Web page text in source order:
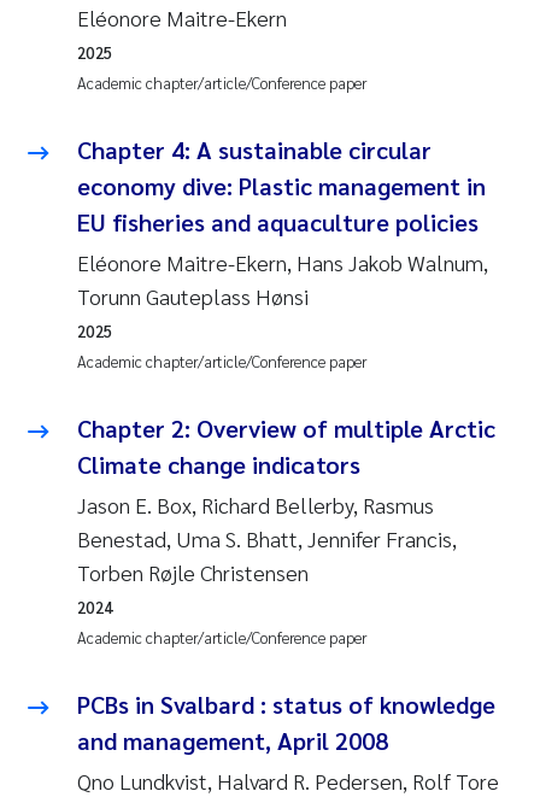
2011
2010
2009
2007
2006
Kari Austnes
Laura Friedrich
Joanna Lynn Kemp
Elizaveta Protsenko
Eli Rinde
Benoit Olivier Demars
Stephanie Delacroix
Maia Røst Kile
Birger Skjelbred
Hege Gundersen
Janne Kim Gitmark
Inga Fløisand
Eléonore Maitre-Ekern
Academic chapter/article/Conference paper
2025
Chapter 4: A sustainable circular
economy dive: Plastic management in
EU fisheries and aquaculture policies
Eléonore Maitre-Ekern, Hans Jakob Walnum,
Torunn Gauteplass Hønsi
Academic chapter/article/Conference paper
2025
Chapter 2: Overview of multiple Arctic
Climate change indicators
Jason E. Box, Richard Bellerby, Rasmus
Benestad, Uma S. Bhatt, Jennifer Francis,
Torben Røjle Christensen
Academic chapter/article/Conference paper
2024
PCBs in Svalbard : status of knowledge
and management, April 2008
Qno Lundkvist, Halvard R. Pedersen, Rolf Tore